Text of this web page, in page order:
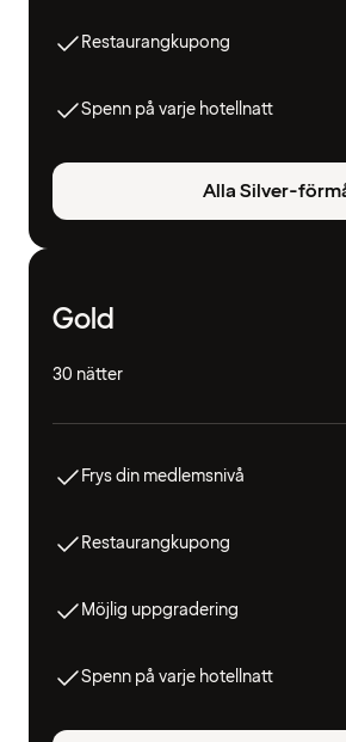
Restaurangkupong
Spenn på varje hotellnatt
Alla Silver-
Gold
30 nätter
Frys din medlemsnivå
Restaurangkupong
Möjlig uppgradering
Spenn på varje hotellnatt